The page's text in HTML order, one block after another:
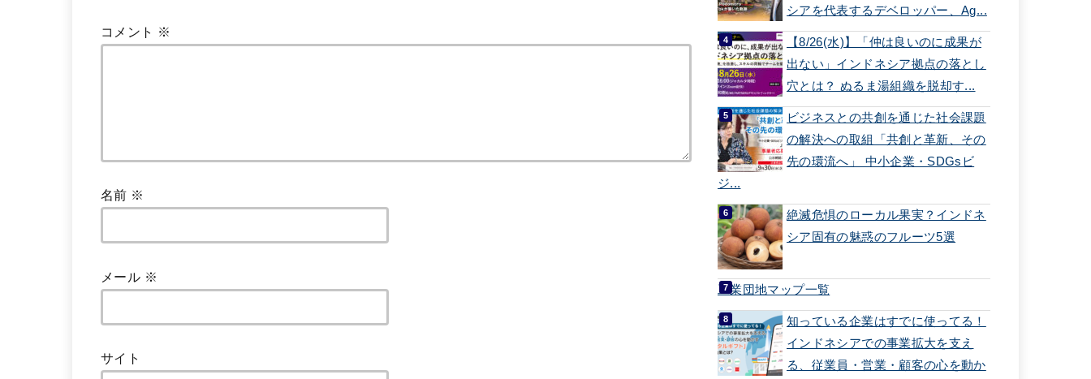
コメント ※
名前 ※
メール ※
サイト
シアを代表するデベロッパー、Ag...
【8/26(水)】「仲は良いのに成果が
出ない」インドネシア拠点の落とし
穴とは？ ぬるま湯組織を脱却す...
ビジネスとの共創を通じた社会課題
の解決への取組「共創と革新、その
先の環流へ」 中小企業・SDGsビ
ジ...
絶滅危惧のローカル果実？インドネ
シア固有の魅惑のフルーツ5選
工業団地マップ一覧
知っている企業はすでに使ってる！
インドネシアでの事業拡大を支え
る、従業員・営業・顧客の心を動か